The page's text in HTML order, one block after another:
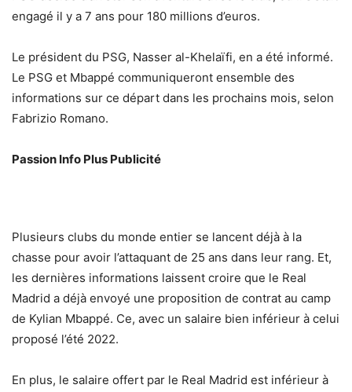
engagé il y a 7 ans pour 180 millions d’euros.
Le président du PSG, Nasser al-Khelaïfi, en a été informé.
Le PSG et Mbappé communiqueront ensemble des
informations sur ce départ dans les prochains mois, selon
Fabrizio Romano.
Passion Info Plus Publicité
Plusieurs clubs du monde entier se lancent déjà à la
chasse pour avoir l’attaquant de 25 ans dans leur rang. Et,
les dernières informations laissent croire que le Real
Madrid a déjà envoyé une proposition de contrat au camp
de Kylian Mbappé. Ce, avec un salaire bien inférieur à celui
proposé l’été 2022.
En plus, le salaire offert par le Real Madrid est inférieur à